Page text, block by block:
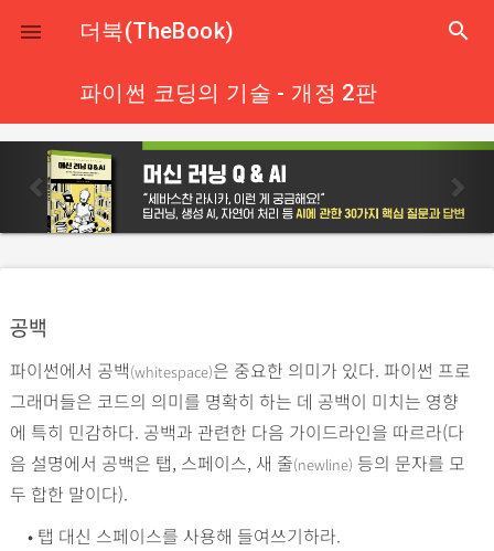
close
 더북(TheBook) search
파이썬 코딩의 기술 - 개정 2판
p
r
e
u
s
n
e
x
공백
파이썬에서 공백(whitespace)은 중요한 의미가 있다. 파이썬 프로
그래머들은 코드의 의미를 명확히 하는 데 공백이 미치는 영향
에 특히 민감하다. 공백과 관련한 다음 가이드라인을 따르라(다
음 설명에서 공백은 탭, 스페이스, 새 줄(newline) 등의 문자를 모
두 합한 말이다).
•탭 대신 스페이스를 사용해 들여쓰기하라.